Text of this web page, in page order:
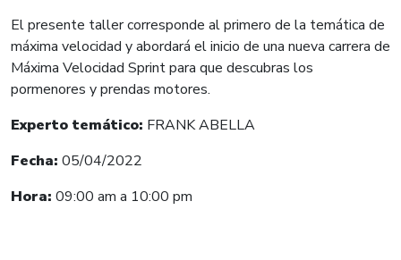
El presente taller corresponde al primero de la temática de
máxima velocidad y abordará el inicio de una nueva carrera de
Máxima Velocidad Sprint para que descubras los
pormenores y prendas motores.
Experto temático: FRANK ABELLA
Fecha: 05/04/2022
Hora: 09:00 am a 10:00 pm